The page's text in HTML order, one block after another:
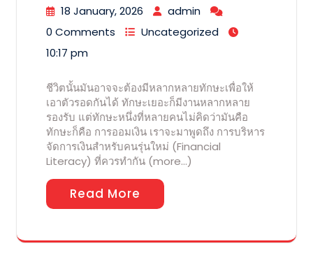
18 January, 2026
admin
0 Comments
Uncategorized
10:17 pm
ชีวิตนั้นมันอาจจะต้องมีหลากหลายทักษะเพื่อให้
เอาตัวรอดกันได้ ทักษะเยอะก็มีงานหลากหลาย
รองรับ แต่ทักษะหนึ่งที่หลายคนไม่คิดว่ามันคือ
ทักษะก็คือ การออมเงิน เราจะมาพูดถึง การบริหาร
จัดการเงินสำหรับคนรุ่นใหม่ (Financial
Literacy) ที่ควรทำกัน (more…)
Read More